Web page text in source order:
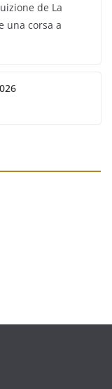
de La
una corsa a